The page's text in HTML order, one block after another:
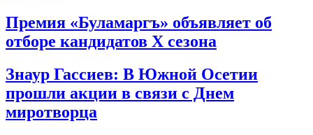
Премия «Буламаргъ» объявляет об
отборе кандидатов Х сезона
Знаур Гассиев: В Южной Осетии
прошли акции в связи с Днем
миротворца